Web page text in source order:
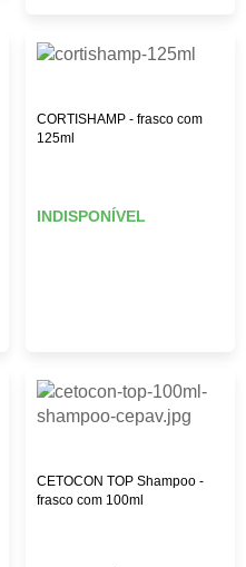
CORTISHAMP - frasco com
125ml
INDISPONÍVEL
CETOCON TOP Shampoo -
frasco com 100ml